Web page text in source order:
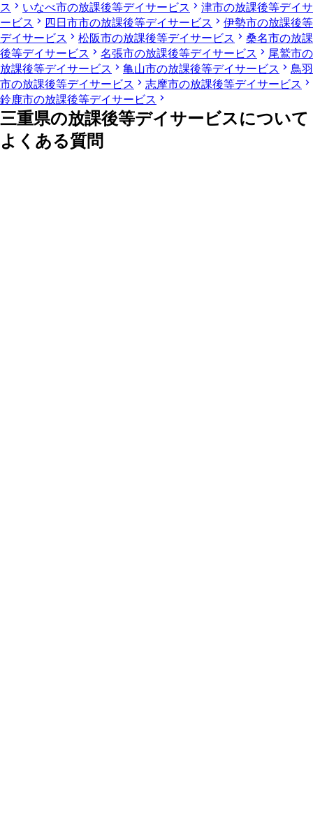
ス
いなべ市の放課後等デイサービス
津市の放課後等デイサ
ービス
四日市市の放課後等デイサービス
伊勢市の放課後等
デイサービス
松阪市の放課後等デイサービス
桑名市の放課
後等デイサービス
名張市の放課後等デイサービス
尾鷲市の
放課後等デイサービス
亀山市の放課後等デイサービス
鳥羽
市の放課後等デイサービス
志摩市の放課後等デイサービス
鈴鹿市の放課後等デイサービス
三重県の放課後等デイサービスについて
よくある質問